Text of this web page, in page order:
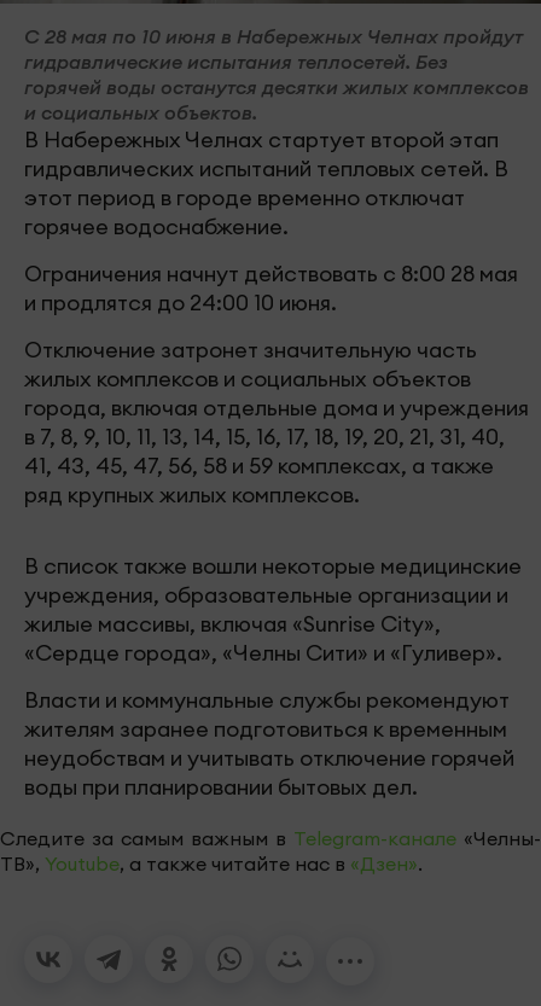
С 28 мая по 10 июня в Набережных Челнах пройдут
гидравлические испытания теплосетей. Без
горячей воды останутся десятки жилых комплексов
и социальных объектов.
В Набережных Челнах стартует второй этап
гидравлических испытаний тепловых сетей. В
этот период в городе временно отключат
горячее водоснабжение.
Ограничения начнут действовать с 8:00 28 мая
и продлятся до 24:00 10 июня.
Отключение затронет значительную часть
жилых комплексов и социальных объектов
города, включая отдельные дома и учреждения
в 7, 8, 9, 10, 11, 13, 14, 15, 16, 17, 18, 19, 20, 21, 31, 40,
41, 43, 45, 47, 56, 58 и 59 комплексах, а также
ряд крупных жилых комплексов.
В список также вошли некоторые медицинские
учреждения, образовательные организации и
жилые массивы, включая «Sunrise City»,
«Сердце города», «Челны Сити» и «Гуливер».
Власти и коммунальные службы рекомендуют
жителям заранее подготовиться к временным
неудобствам и учитывать отключение горячей
воды при планировании бытовых дел.
Следите за самым важным в Telegram-канале «Челны-
ТВ», Youtube, а также читайте нас в «Дзен».